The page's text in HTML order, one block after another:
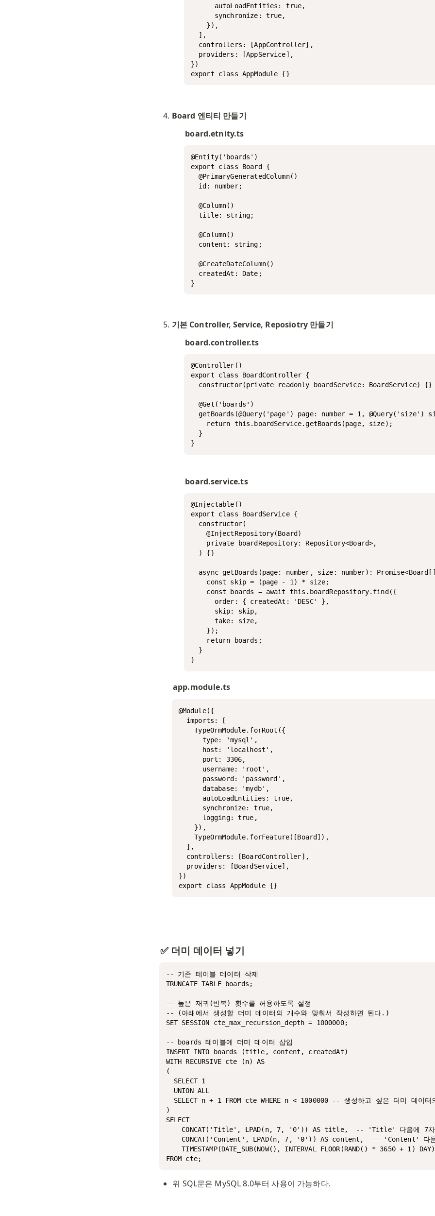
      autoLoadEntities: true,
      synchronize: true,
    }),
  ],
  controllers: [AppController],
  providers: [AppService],
})
Board 엔티티 만들기
board.etnity.ts
@Entity('boards')
export class Board {
  @PrimaryGeneratedColumn()
  id: number;
  @Column()
  title: string;
  @Column()
  content: string;
  @CreateDateColumn()
  createdAt: Date;
}
기본 Controller, Service, Reposiotry 만들기
board.controller.ts
@Controller()
export class BoardController {
  constructor(private readonly boardService: BoardService) {}
  @Get('boards')
getBoards(@Query('page') page: number = 1, @Query('size')
    return this.boardService.getBoards(page, size);
  }
board.service.ts
@Injectable()
export class BoardService {
  constructor(
    @InjectRepository(Board)
    private boardRepository: Repository<Board>,
  ) {}
async getBoards(page: number, size: number):
    const skip = (page - 1) * size;
    const boards = await this.boardRepository.find({
      order: { createdAt: 'DESC' },
      skip: skip,
      take: size,
    });
    return boards;
  }
}
app.module.ts
@Module({
  imports: [
    TypeOrmModule.forRoot({
      type: 'mysql',
      host: 'localhost',
      port: 3306,
      username: 'root',
      password: 'password',
      database: 'mydb',
      autoLoadEntities: true,
      synchronize: true,
      logging: true,
    }),
    TypeOrmModule.forFeature([Board]),
  ],
  controllers: [BoardController],
  providers: [BoardService],
})
✅ 더미 데이터 넣기
-- 기존 테이블 데이터 삭제
TRUNCATE TABLE boards;
-- 높은 재귀(반복) 횟수를 허용하도록 설정
-- (아래에서 생성할 더미 데이터의 개수와 맞춰서 작성하면 된다.)
SET SESSION cte_max_recursion_depth = 1000000;
-- boards 테이블에 더미 데이터 삽입
INSERT INTO boards (title, content, createdAt)
WITH RECURSIVE cte (n) AS
(
  SELECT 1
  UNION ALL
SELECT n + 1 FROM cte WHERE n < 1000000 -- 생성하고 싶은 더미 데이터
)
SELECT
CONCAT('Title', LPAD(n, 7, '0')) AS title,  -- 'Title' 다음에 7자
CONCAT('Content', LPAD(n, 7, '0')) AS content,  -- 'Content' 다음
TIMESTAMP(DATE_SUB(NOW(), INTERVAL FLOOR(RAND() * 3650 + 1)
FROM cte;
위 SQL문은 MySQL 8.0부터 사용이 가능하다.